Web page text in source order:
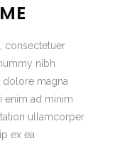
consectetuer
nibh
magna
enim ad minim
ullamcorper
ex ea